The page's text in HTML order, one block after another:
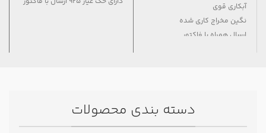
آبکاری قوی
نگین مخراج کاری شده
ارسال همراه با فاکتور
دسته بندی محصولات